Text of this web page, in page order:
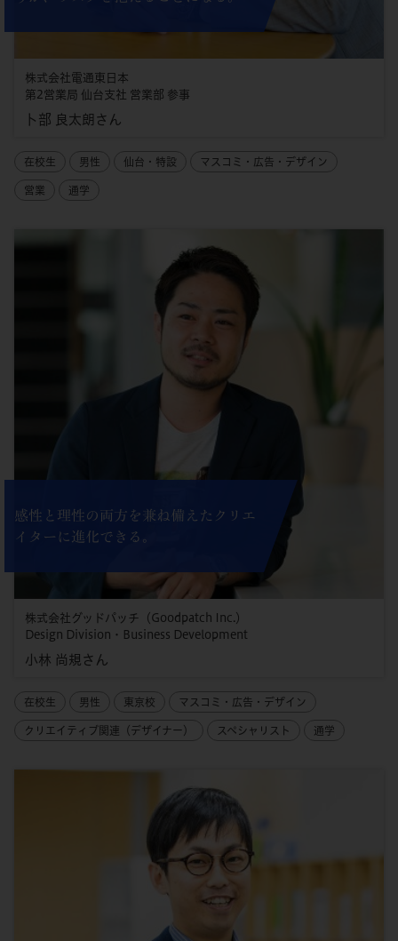
株式会社電通東日本
第2営業局 仙台支社 営業部 参事
卜部 良太朗さん
在校生 男性 仙台・特設 マスコミ・広告・デザイン
営業 通学
感性と理性の両方を兼ね備えたクリエ
イターに進化できる。
株式会社グッドパッチ（Goodpatch Inc.）
Design Division・Business Development
小林 尚規さん
在校生 男性 東京校 マスコミ・広告・デザイン
クリエイティブ関連（デザイナー） スペシャリスト 通学